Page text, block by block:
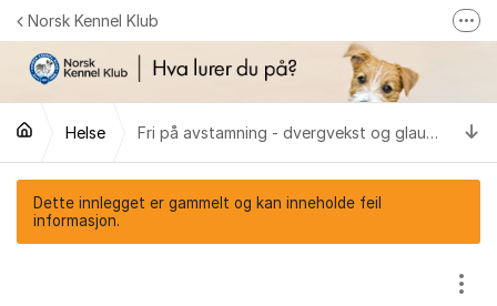
Gå til innhold
Norsk Kennel Klub
Følg oss på Facebook
Følg oss på Instagram
NKK-butikken
Tilbake til NKKs nettsider
Helse Fri på avstamning - dvergvekst og glaukom
Dette innlegget er gammelt og kan inneholde feil
informasjon.
Vis/